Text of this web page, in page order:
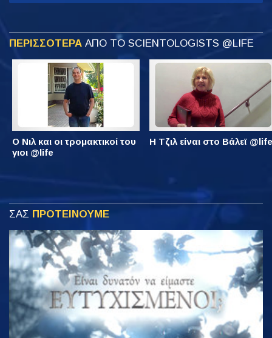
ΠΕΡΙΣΣΟΤΕΡΑ ΑΠΟ ΤΟ SCIENTOLOGISTS @LIFE
Ο Νιλ και οι τρομακτικοί του
γιοι @life
Η Τζιλ είναι στο Βάλεϊ @life
ΣΑΣ ΠΡΟΤΕΙΝΟΥΜΕ